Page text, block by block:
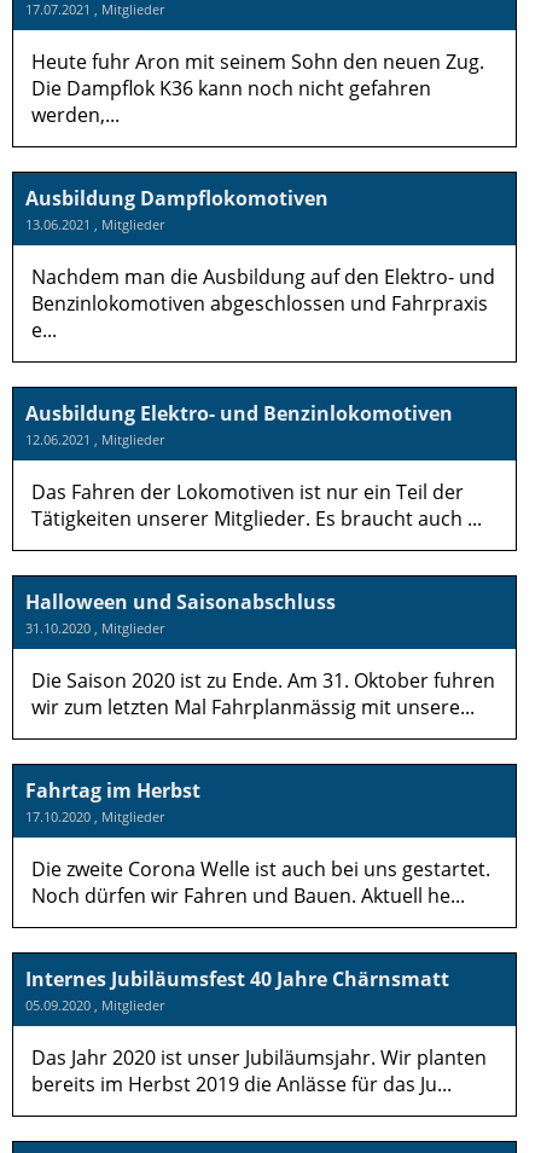
17.07.2021 , Mitglieder
Heute fuhr Aron mit seinem Sohn den neuen Zug.
Die Dampflok K36 kann noch nicht gefahren
werden,...
Ausbildung Dampflokomotiven
13.06.2021 , Mitglieder
Nachdem man die Ausbildung auf den Elektro- und
Benzinlokomotiven abgeschlossen und Fahrpraxis
e...
Ausbildung Elektro- und Benzinlokomotiven
12.06.2021 , Mitglieder
Das Fahren der Lokomotiven ist nur ein Teil der
Tätigkeiten unserer Mitglieder. Es braucht auch ...
Halloween und Saisonabschluss
31.10.2020 , Mitglieder
Die Saison 2020 ist zu Ende. Am 31. Oktober fuhren
wir zum letzten Mal Fahrplanmässig mit unsere...
Fahrtag im Herbst
17.10.2020 , Mitglieder
Die zweite Corona Welle ist auch bei uns gestartet.
Noch dürfen wir Fahren und Bauen. Aktuell he...
Internes Jubiläumsfest 40 Jahre Chärnsmatt
05.09.2020 , Mitglieder
Das Jahr 2020 ist unser Jubiläumsjahr. Wir planten
bereits im Herbst 2019 die Anlässe für das Ju...